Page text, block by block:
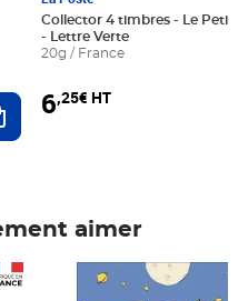
Ajouter au panier
Collector 4 timbres - Le Petit
- Lettre Verte
20g / France
6,25€ HT
aimer
Prix 6,25€ HT